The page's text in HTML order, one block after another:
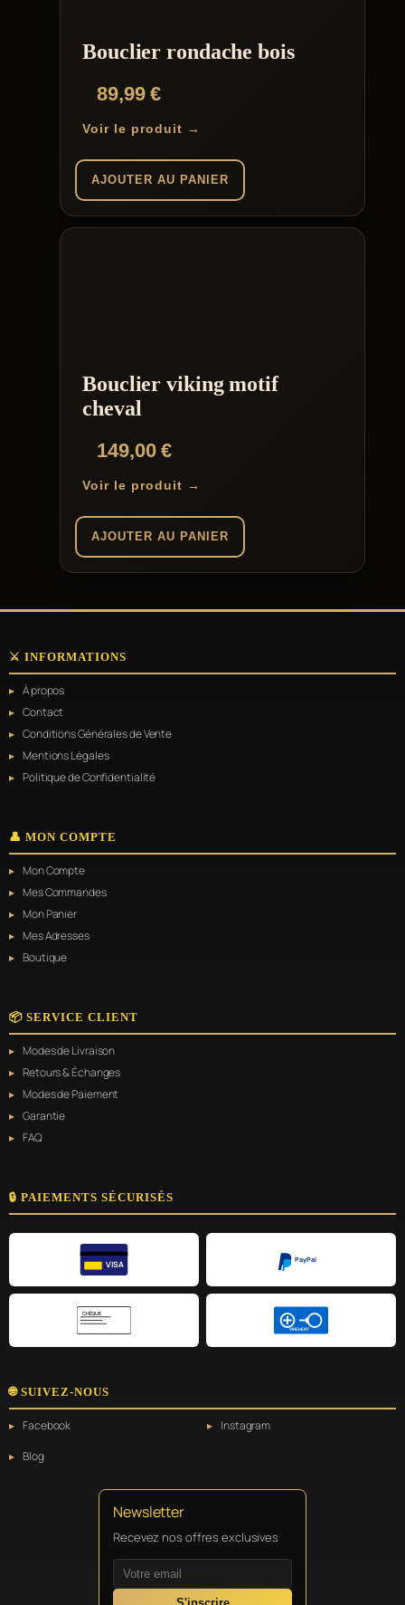
Bouclier rondache bois
89,99€
Voir le produit →
AJOUTER AU PANIER
Bouclier viking motif
cheval
149,00€
Voir le produit →
AJOUTER AU PANIER
⚔️ INFORMATIONS
À propos
Contact
Conditions Générales de Vente
Mentions Légales
Politique de Confidentialité
👤 MON COMPTE
Mon Compte
Mes Commandes
Mon Panier
Mes Adresses
Boutique
📦 SERVICE CLIENT
Modes de Livraison
Retours & Échanges
Modes de Paiement
Garantie
FAQ
🔒 PAIEMENTS SÉCURISÉS
VISA
PayPal
CHÈQUE
VIREMENT
🌐 SUIVEZ-NOUS
Facebook
Instagram
Blog
Newsletter
Recevez nos offres exclusives